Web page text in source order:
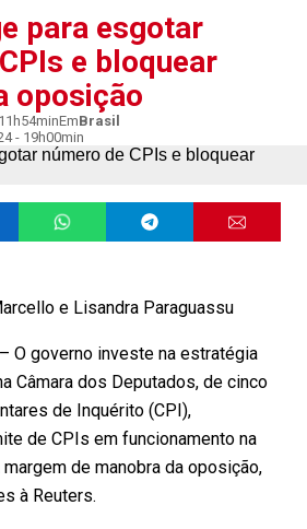
para esgotar
e bloquear
oposição
EmBrasil
- 19h00min
e Lisandra Paraguassu
O governo investe na estratégia
Câmara dos Deputados, de cinco
de Inquérito (CPI),
de CPIs em funcionamento na
de manobra da oposição,
à Reuters.